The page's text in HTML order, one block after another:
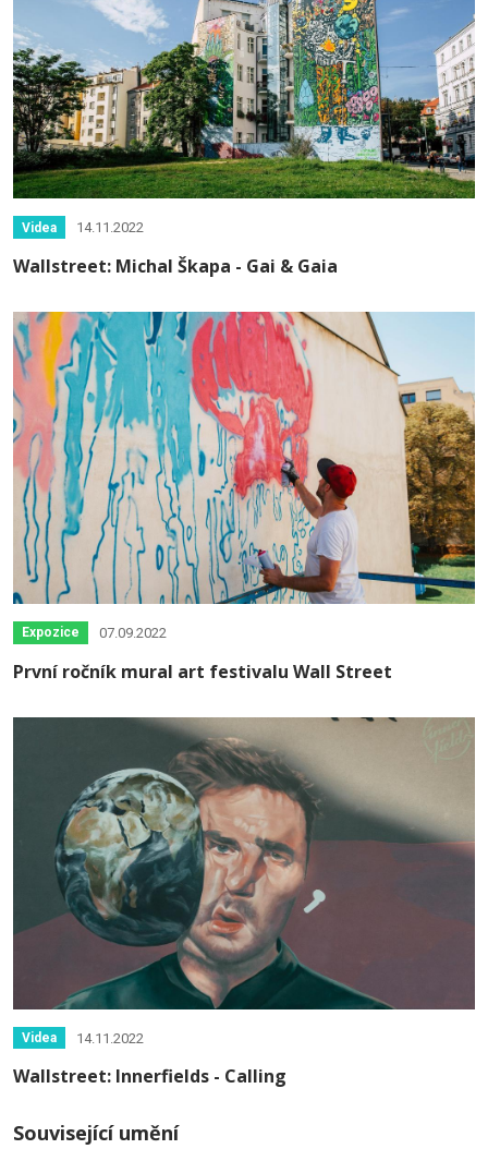
Videa 14.11.2022
Wallstreet: Michal Škapa - Gai & Gaia
Expozice 07.09.2022
První ročník mural art festivalu Wall Street
Videa 14.11.2022
Wallstreet: Innerfields - Calling
Související umění